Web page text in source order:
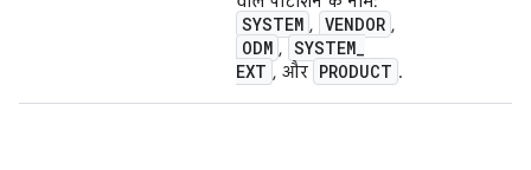
SYSTEM , VENDOR ,
ODM , SYSTEM_
EXT , और PRODUCT .